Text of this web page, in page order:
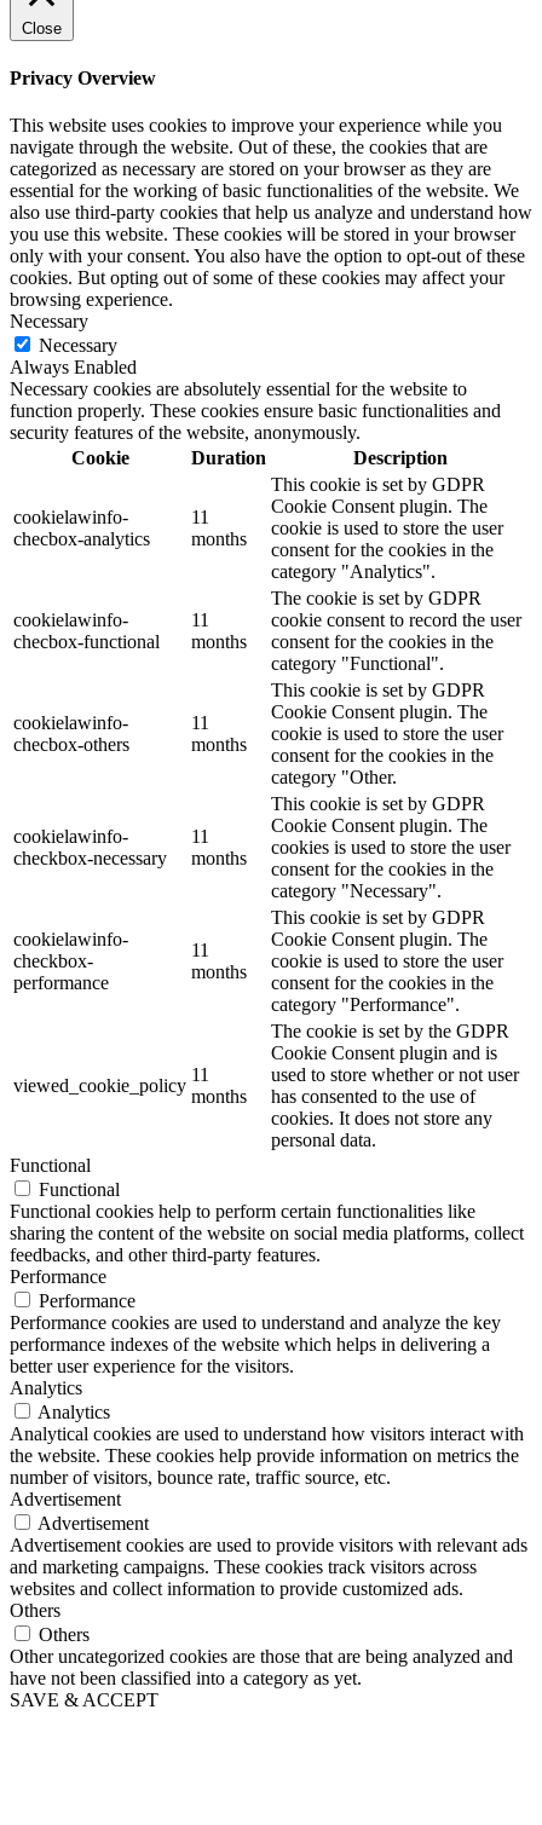
Close
Privacy Overview
This website uses cookies to improve your experience while you
navigate through the website. Out of these, the cookies that are
categorized as necessary are stored on your browser as they are
essential for the working of basic functionalities of the website. We
also use third-party cookies that help us analyze and understand how
you use this website. These cookies will be stored in your browser
only with your consent. You also have the option to opt-out of these
cookies. But opting out of some of these cookies may affect your
browsing experience.
Necessary
Necessary
Always Enabled
Necessary cookies are absolutely essential for the website to
function properly. These cookies ensure basic functionalities and
security features of the website, anonymously.
Cookie
Duration Description
cookielawinfo-
checbox-analytics
11
months
This cookie is set by GDPR
Cookie Consent plugin. The
cookie is used to store the user
consent for the cookies in the
category "Analytics".
cookielawinfo-
checbox-functional
11
months
The cookie is set by GDPR
cookie consent to record the user
consent for the cookies in the
category "Functional".
cookielawinfo-
checbox-others
11
months
This cookie is set by GDPR
Cookie Consent plugin. The
cookie is used to store the user
consent for the cookies in the
category "Other.
cookielawinfo-
checkbox-necessary
11
months
This cookie is set by GDPR
Cookie Consent plugin. The
cookies is used to store the user
consent for the cookies in the
category "Necessary".
cookielawinfo-
checkbox-
performance
11
months
This cookie is set by GDPR
Cookie Consent plugin. The
cookie is used to store the user
consent for the cookies in the
category "Performance".
viewed_cookie_policy
11
months
The cookie is set by the GDPR
Cookie Consent plugin and is
used to store whether or not user
has consented to the use of
cookies. It does not store any
personal data.
Functional
Functional
Functional cookies help to perform certain functionalities like
sharing the content of the website on social media platforms, collect
feedbacks, and other third-party features.
Performance
Performance
Performance cookies are used to understand and analyze the key
performance indexes of the website which helps in delivering a
better user experience for the visitors.
Analytics
Analytics
Analytical cookies are used to understand how visitors interact with
the website. These cookies help provide information on metrics the
number of visitors, bounce rate, traffic source, etc.
Advertisement
Advertisement
Advertisement cookies are used to provide visitors with relevant ads
and marketing campaigns. These cookies track visitors across
websites and collect information to provide customized ads.
Others
Others
Other uncategorized cookies are those that are being analyzed and
have not been classified into a category as yet.
SAVE & ACCEPT